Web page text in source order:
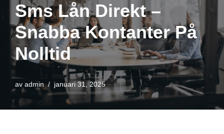
Sms Lån Direkt –
Snabba Kontanter På
Nolltid
av admin januari 31, 2025